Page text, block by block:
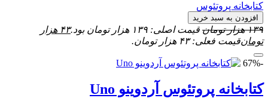
کتابخانه پروتئوس
افزودن به سبد خرید
۱۳۹ هزار تومان قیمت اصلی: ۱۳۹ هزار تومان بود. ۴۳ هزار
تومانقیمت فعلی: ۴۳ هزار تومان.
-67%
کتابخانه پروتئوس آردوینو Uno